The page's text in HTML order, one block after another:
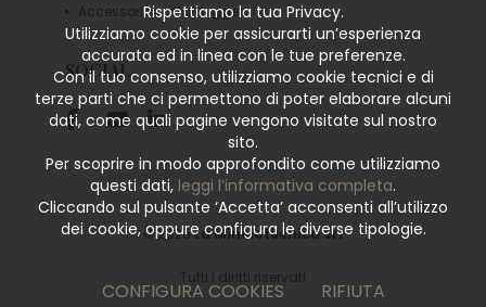
Accessori scaffali leggeri
SOCIAL
© 2026La Minciotecnica Srl
Tutti i diritti riservati
Rispettiamo la tua Privacy.
Utilizziamo cookie per assicurarti un’esperienza
accurata ed in linea con le tue preferenze.
Con il tuo consenso, utilizziamo cookie tecnici e di
terze parti che ci permettono di poter elaborare alcuni
dati, come quali pagine vengono visitate sul nostro
sito.
Per scoprire in modo approfondito come utilizziamo
questi dati, leggi l’informativa completa.
Cliccando sul pulsante ‘Accetta’ acconsenti all’utilizzo
dei cookie, oppure configura le diverse tipologie.
CONFIGURA COOKIES RIFIUTA